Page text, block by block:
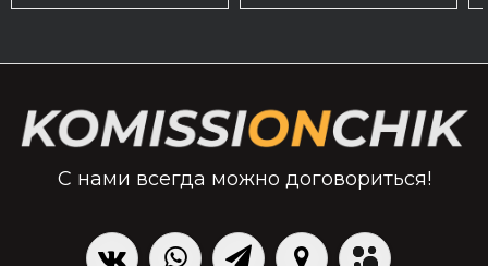
С нами всегда можно договориться!